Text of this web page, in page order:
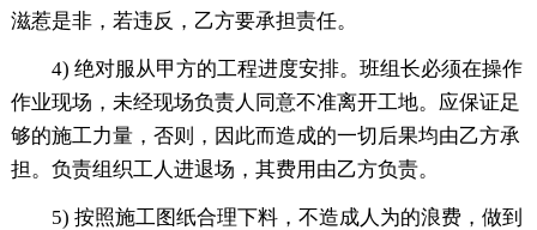
滋惹是非，若违反，乙方要承担责任。
4) 绝对服从甲方的工程进度安排。班组长必须在操作
作业现场，未经现场负责人同意不准离开工地。应保证足
够的施工力量，否则，因此而造成的一切后果均由乙方承
担。负责组织工人进退场，其费用由乙方负责。
5) 按照施工图纸合理下料，不造成人为的浪费，做到